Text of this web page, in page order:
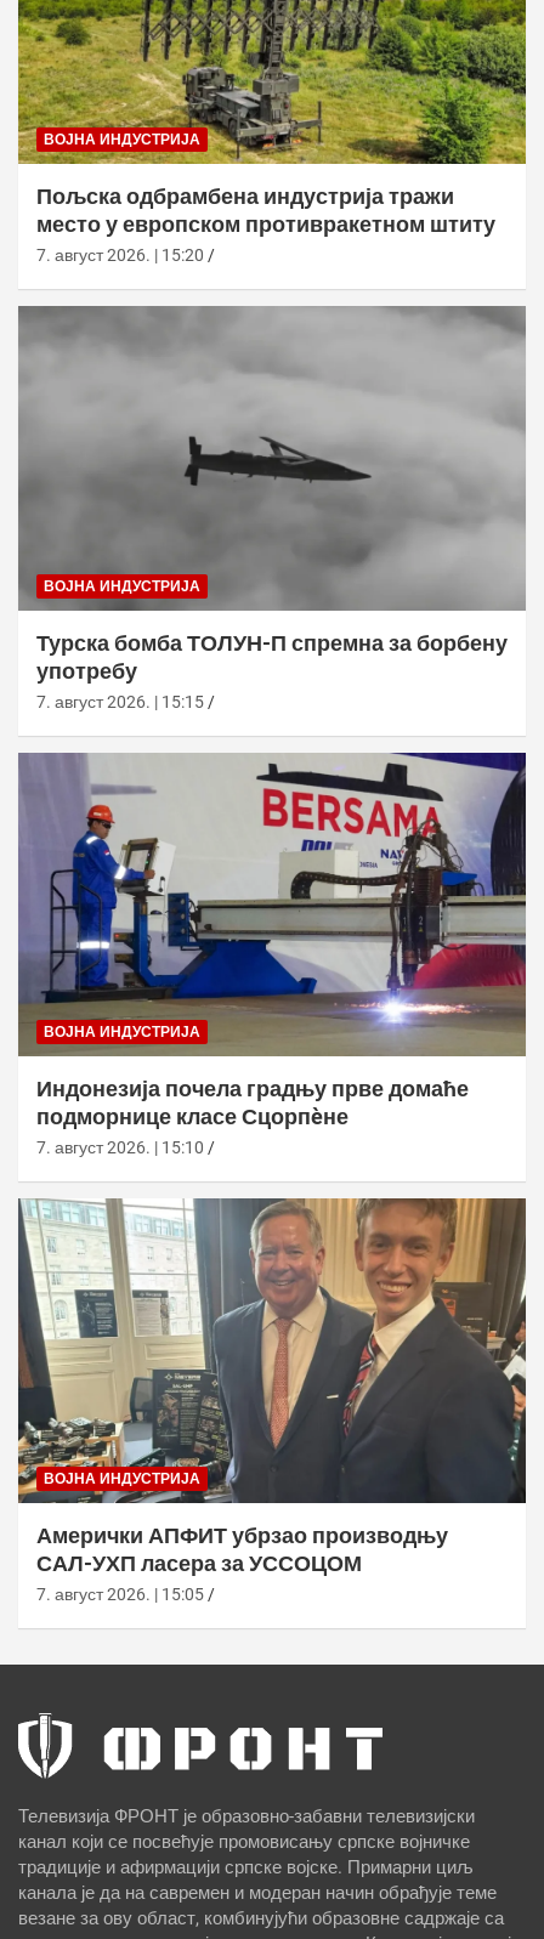
ВОЈНА ИНДУСТРИЈА
Пољска одбрамбена индустрија тражи
место у европском противракетном штиту
7. август 2026. | 15:20
ВОЈНА ИНДУСТРИЈА
Турска бомба ТОЛУН-П спремна за борбену
употребу
7. август 2026. | 15:15
ВОЈНА ИНДУСТРИЈА
Индонезија почела градњу прве домаће
подморнице класе Сцорпèне
7. август 2026. | 15:10
ВОЈНА ИНДУСТРИЈА
Амерички АПФИТ убрзао производњу
САЛ-УХП ласера за УССОЦОМ
7. август 2026. | 15:05
Телевизија ФРОНТ је образовно-забавни телевизијски
канал који се посвећује промовисању српске војничке
традиције и афирмацији српске војске. Примарни циљ
канала је да на савремен и модеран начин обрађује теме
везане за ову област, комбинујући образовне садржаје са